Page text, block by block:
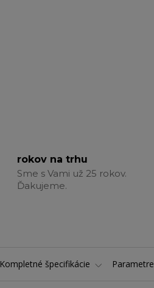
rokov na trhu
Sme s Vami už 25 rokov.
Ďakujeme.
Kompletné špecifikácie Parametre